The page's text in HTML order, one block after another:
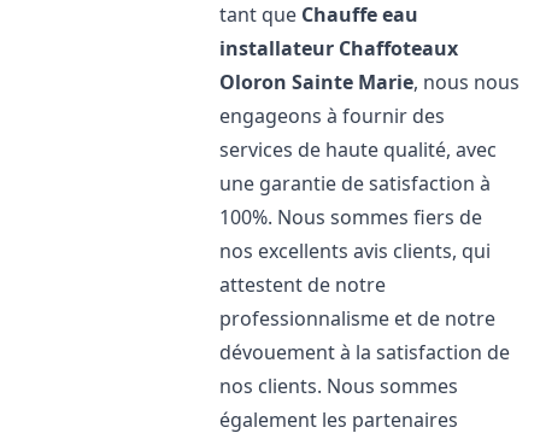
tant que Chauffe eau
installateur Chaffoteaux
Oloron Sainte Marie, nous nous
engageons à fournir des
services de haute qualité, avec
une garantie de satisfaction à
100%. Nous sommes fiers de
nos excellents avis clients, qui
attestent de notre
professionnalisme et de notre
dévouement à la satisfaction de
nos clients. Nous sommes
également les partenaires